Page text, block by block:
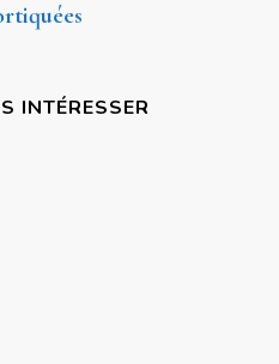
INTÉRESSER